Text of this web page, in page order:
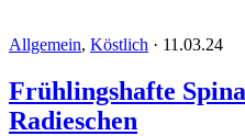
Allgemein, Köstlich · 11.03.24
Frühlingshafte
Radieschen